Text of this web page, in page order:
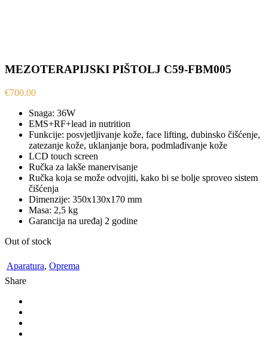
MEZOTERAPIJSKI PIŠTOLJ C59-FBM005
€700.00
Snaga: 36W
EMS+RF+lead in nutrition
Funkcije: posvjetljivanje kože, face lifting, dubinsko čišćenje,
zatezanje kože, uklanjanje bora, podmlađivanje kože
LCD touch screen
Ručka za lakše manervisanje
Ručka koja se može odvojiti, kako bi se bolje sproveo sistem
čišćenja
Dimenzije: 350x130x170 mm
Masa: 2,5 kg
Garancija na uređaj 2 godine
Out of stock
Aparatura, Oprema
Share